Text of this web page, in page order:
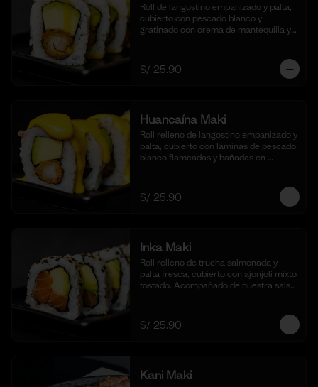
Roll de langostino empanizado y palta,
cubierto con pescado blanco y
gratinado con crema de mantequilla y
shoyu. (10 cortes).
S/ 25.90
Huancaína Maki
Roll relleno de langostino empanizado y
palta, cubierto con láminas de pescado
blanco flameadas y bañadas en
(10 cortes)
S/ 25.90
Inka Maki
Roll relleno de trucha salmonada y
palta fresca, cubierto con ajonjolí mixto
tostado. Acompañado de nuestra salsa
S/ 25.90
Kani Maki